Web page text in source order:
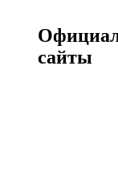
сайты